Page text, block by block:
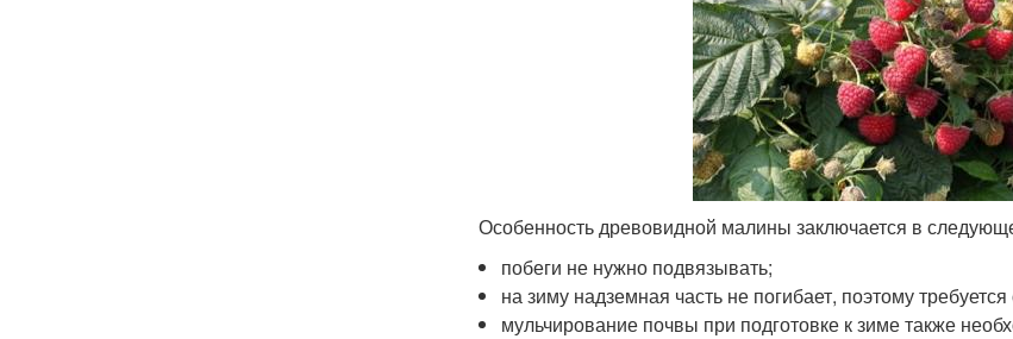
Особенность древовидной малины заключается в
побеги не нужно подвязывать;
на зиму надземная часть не погибает, поэтому
мульчирование почвы при подготовке к зиме также